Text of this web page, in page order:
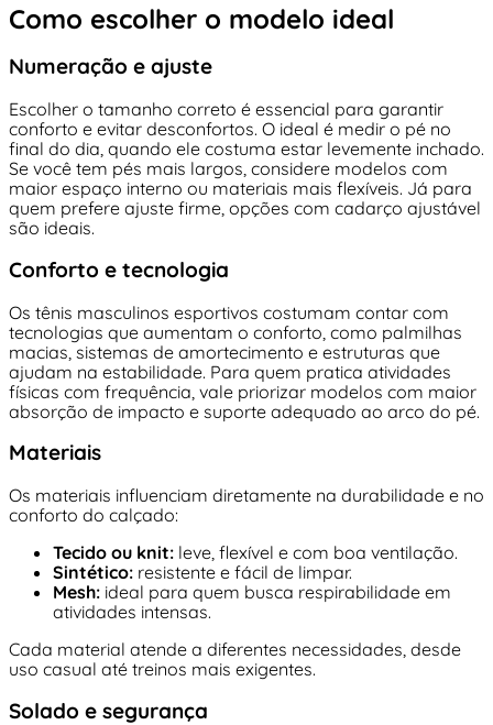
Como escolher o modelo ideal
Numeração e ajuste
Escolher o tamanho correto é essencial para garantir
conforto e evitar desconfortos. O ideal é medir o pé no
final do dia, quando ele costuma estar levemente inchado.
Se você tem pés mais largos, considere modelos com
maior espaço interno ou materiais mais flexíveis. Já para
quem prefere ajuste firme, opções com cadarço ajustável
são ideais.
Conforto e tecnologia
Os tênis masculinos esportivos costumam contar com
tecnologias que aumentam o conforto, como palmilhas
macias, sistemas de amortecimento e estruturas que
ajudam na estabilidade. Para quem pratica atividades
físicas com frequência, vale priorizar modelos com maior
absorção de impacto e suporte adequado ao arco do pé.
Materiais
Os materiais influenciam diretamente na durabilidade e no
conforto do calçado:
Tecido ou knit: leve, flexível e com boa ventilação.
Sintético: resistente e fácil de limpar.
Mesh: ideal para quem busca respirabilidade em
atividades intensas.
Cada material atende a diferentes necessidades, desde
uso casual até treinos mais exigentes.
Solado e segurança